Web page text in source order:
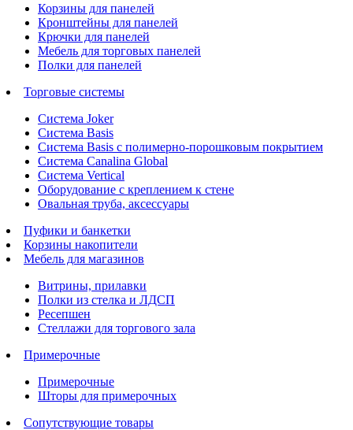
Корзины для панелей
Кронштейны для панелей
Крючки для панелей
Мебель для торговых панелей
Полки для панелей
Торговые системы
Система Joker
Система Basis
Система Basis с полимерно-порошковым покрытием
Система Canalina Global
Система Vertical
Оборудование с креплением к стене
Овальная труба, аксессуары
Пуфики и банкетки
Корзины накопители
Мебель для магазинов
Витрины, прилавки
Полки из стелка и ЛДСП
Ресепшен
Стеллажи для торгового зала
Примерочные
Примерочные
Шторы для примерочных
Сопутствующие товары